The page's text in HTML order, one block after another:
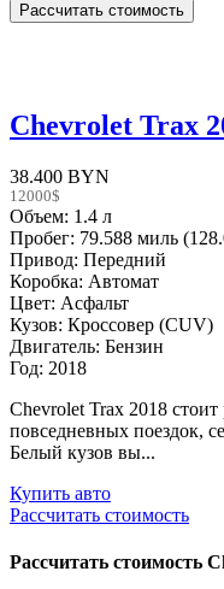
Chevrolet Trax
38.400 BYN
12000$
Объем: 1.4 л
Пробег: 79.588 миль
Привод: Передний
Коробка: Автомат
Цвет: Асфальт
Кузов: Кроссовер (CUV)
Двигатель: Бензин
Год: 2018
Chevrolet Trax 2018 стоит
повседневных поездок,
Белый кузов вы...
Купить авто
Рассчитать стоимость
Рассчитать стоимость